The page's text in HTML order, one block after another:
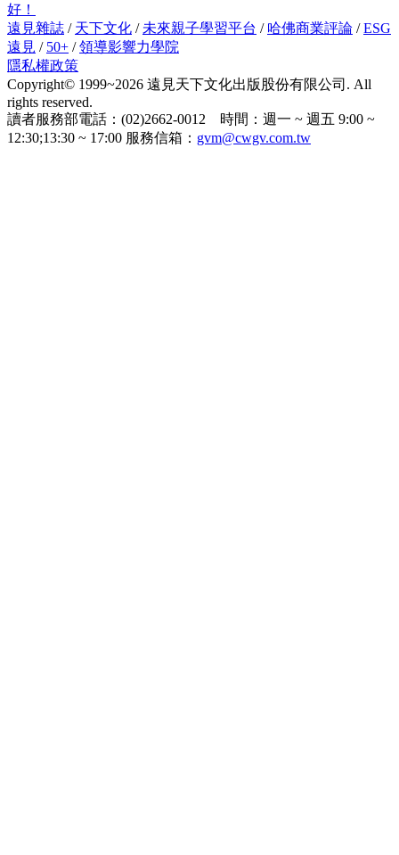
好！
遠見雜誌 / 天下文化 / 未來親子學習平台 / 哈佛商業評論 /ESG
遠見 / 50+ /領導影響力學院
隱私權政策
Copyright© 1999~2026 遠見天下文化出版股份有限公司. All
rights reserved.
讀者服務部電話：(02)2662-0012 時間：週一 ~ 週五 9:00 ~
12:30;13:30 ~ 17:00 服務信箱： gvm@cwgv.com.tw